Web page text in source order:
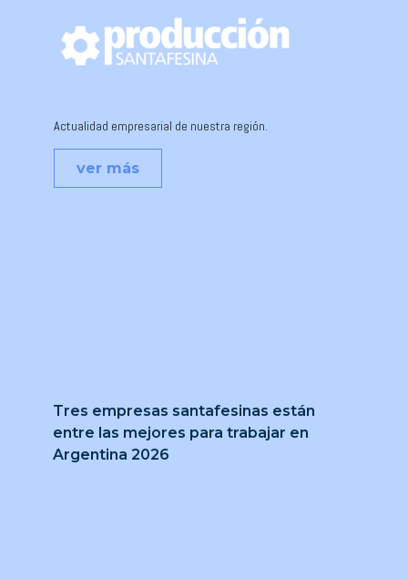
Tres empresas santafesinas están
entre las mejores para trabajar en
Argentina 2026
Actualidad empresarial de nuestra región.
ver más